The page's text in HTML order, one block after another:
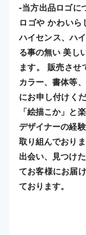
-当方出品ロゴに
ロゴや かわいら
ハイセンス、ハ
る事の無い 美し
ます。 販売させ
カラー、書体等
にお申し付けく
「絵描こか」と
デザイナーの経
取り組んでおり
出会い、見つけ
てお客様にお届
ております。